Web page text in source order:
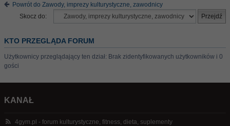
Powrót do Zawody, imprezy kulturystyczne, zawodnicy
Skocz do:
KTO PRZEGLĄDA FORUM
Użytkownicy przeglądający ten dział: Brak zidentyfikowanych użytkowników i 0
gości
KANAŁ
4gym.pl - forum kulturystyczne, fitness, dieta, suplementy